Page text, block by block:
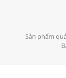
Sản phẩm